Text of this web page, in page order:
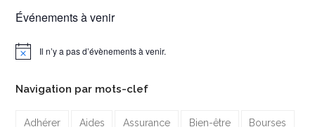
Événements à venir
Notice Il n’y a pas d’évènements à venir.
Navigation par mots-clef
Adhérer Aides Assurance Bien-être Bourses